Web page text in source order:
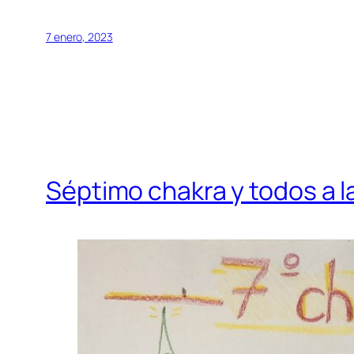
7 enero, 2023
Séptimo chakra y todos a